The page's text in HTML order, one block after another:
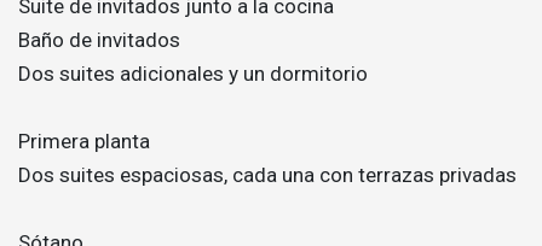
Suite de invitados junto a la cocina
Baño de invitados
Dos suites adicionales y un dormitorio
Primera planta
Dos suites espaciosas, cada una con terrazas privadas